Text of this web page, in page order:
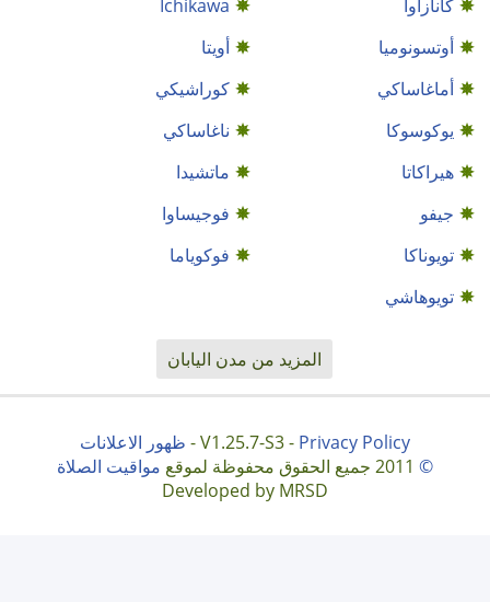
كانازاوا
Ichikawa
أوتسونوميا
أويتا
أماغاساكي
كوراشيكي
يوكوسوكا
ناغاساكي
هيراكاتا
ماتشيدا
جيفو
فوجيساوا
تويوناكا
فوکویاما
تويوهاشي
المزيد من مدن اليابان
V1.25.7-S3 - Privacy Policy
- ظهور الاعلانات
©
مواقيت الصلاة
Developed by MRSD